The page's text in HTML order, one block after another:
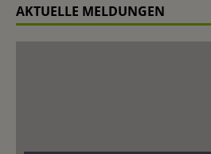
AKTUELLE MELDUNGEN